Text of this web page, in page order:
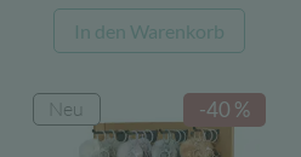
Preis
war:
Preis
ist:
In den Warenkorb
-40 %
Neu